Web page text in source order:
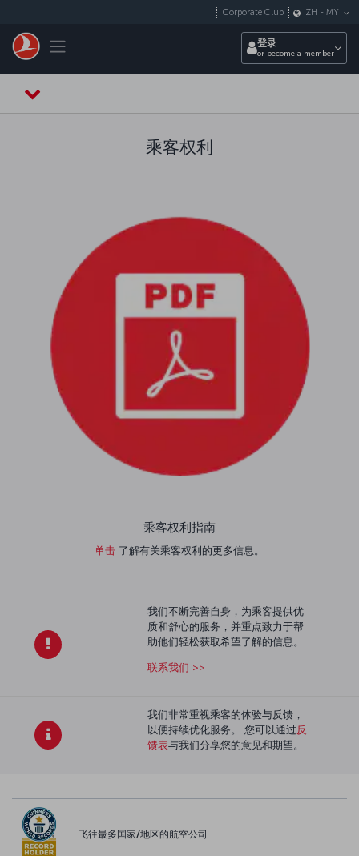
Toggle navigation
Corporate Club ZH - MY
登录
or become a member
乘客权利
乘客权利指南
单击 了解有关乘客权利的更多信息。
我们不断完善自身，为乘客提供优
质和舒心的服务，并重点致力于帮
助他们轻松获取希望了解的信息。
联系我们 >>
我们非常重视乘客的体验与反馈，
以便持续优化服务。 您可以通过 反
馈表与我们分享您的意见和期望。
飞往最多国家/地区的航空公司